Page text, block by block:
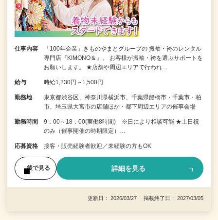
仕事内容
「100年企業」きものやまとグループの 振袖・袴のレンタル
専門店『KIMONO＆』。 お客様が振袖・袴を選ぶサポートを
お願いします。 ★店舗や周辺エリアで行われ…
給与 時給1,230円～1,500円
勤務地
東京都渋谷区、神奈川県横浜市、千葉県船橋市・千葉市・柏
市、埼玉県大宮市の店舗ほか・都下周辺エリアの催事会場
勤務時間
9：00～18：00(実働8時間) ※日により相談可能 ★土日祝
のみ（催事開催の時期限定）…
応募資格 接客・販売経験者歓迎／未経験の方もOK
後で見る 詳細を見る
更新日： 2026/03/27 掲載終了日： 2027/03/05